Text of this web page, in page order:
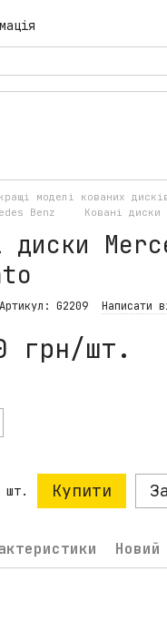
моделі кованих
Benz
Ковані
диски
Артикул: G2209 Написати
грн/шт.
шт. Купити